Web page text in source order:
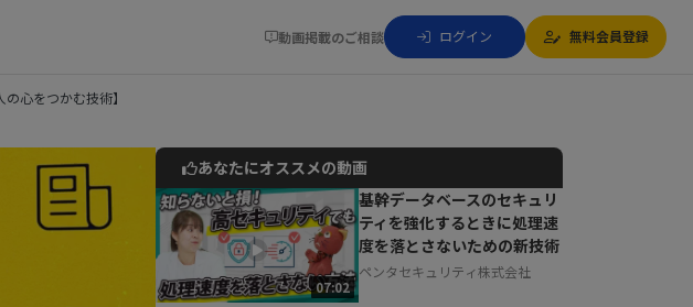
動画掲載のご相談 ログイン 無料会員登録
心をつかむ技術】
動画でご紹介しているサービスについて
お気軽にご相談・ご質問いただけます！
30秒でお申し込み可能
あなたにオススメの動画
07:02
基幹データベースのセキュリ
ティを強化するときに処理速
度を落とさないための新技術
ペンタセキュリティ株式会社